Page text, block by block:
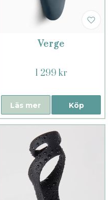
Verge
1 299 kr
Köp
Läs mer